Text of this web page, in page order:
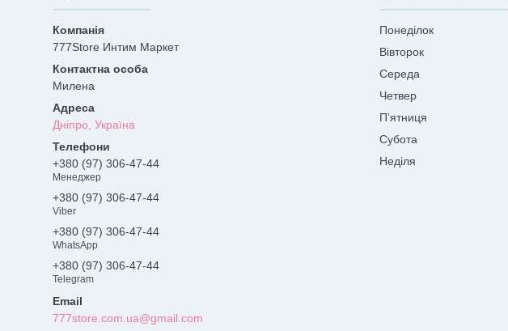
777Store Интим Маркет
Милена
Дніпро, Україна
+380 (97) 306-47-44
Менеджер
+380 (97) 306-47-44
Viber
+380 (97) 306-47-44
WhatsApp
+380 (97) 306-47-44
Telegram
777store.com.ua@gmail.com
Понеділок
Вівторок
Середа
Четвер
Пʼятниця
Субота
Неділя